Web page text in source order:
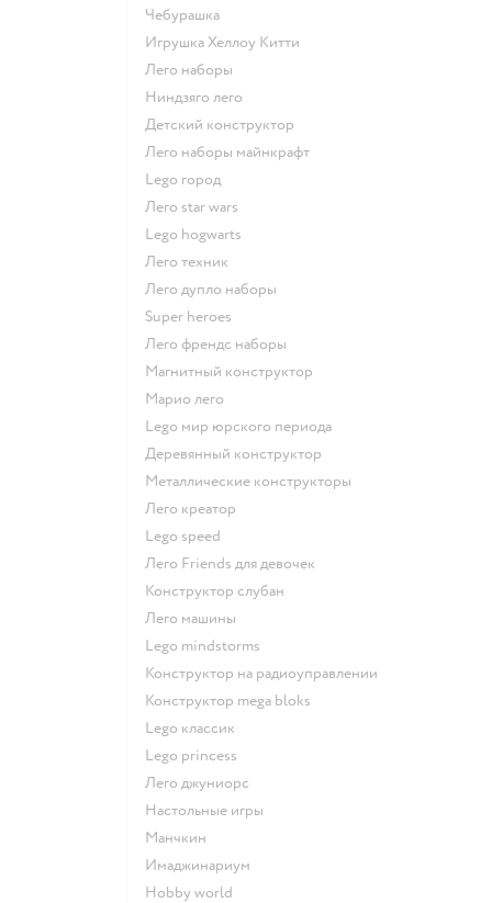
Чебурашка
Игрушка Хеллоу Китти
Лего наборы
Ниндзяго лего
Детский конструктор
Лего наборы майнкрафт
Lego город
Лего star wars
Lego hogwarts
Лего техник
Лего дупло наборы
Super heroes
Лего френдс наборы
Магнитный конструктор
Марио лего
Lego мир юрского периода
Деревянный конструктор
Металлические конструкторы
Лего креатор
Lego speed
Лего Friends для девочек
Конструктор слубан
Лего машины
Lego mindstorms
Конструктор на радиоуправлении
Конструктор mega bloks
Lego классик
Lego princess
Лего джуниорс
Настольные игры
Манчкин
Имаджинариум
Hobby world